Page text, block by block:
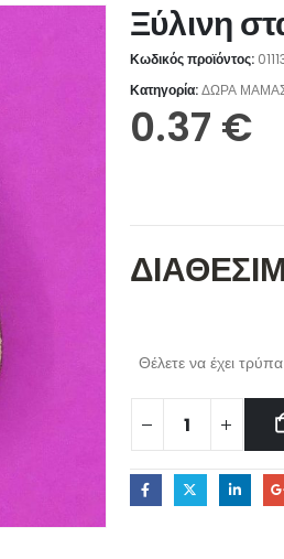
Ξύλινη
Κωδικός προϊόντος:
Κατηγορία:ΔΩΡΑ
0.37 €
Θέλετε να έχει